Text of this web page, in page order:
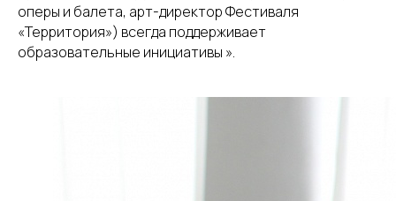
оперы и балета, арт-директор Фестиваля
«Территория») всегда поддерживает
образовательные инициативы ».